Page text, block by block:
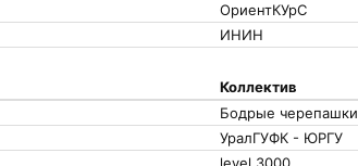
ОриентКУрС
ИНИН
Коллектив
Бодрые черепашки
УралГУФК - ЮРГУ